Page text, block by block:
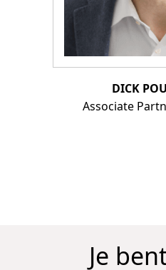
DICK
Associate
Je